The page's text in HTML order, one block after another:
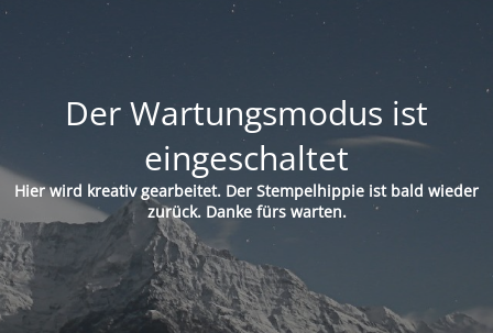
Der Wartungsmodus ist
eingeschaltet
Hier wird kreativ gearbeitet. Der Stempelhippie ist bald wieder
zurück. Danke fürs warten.